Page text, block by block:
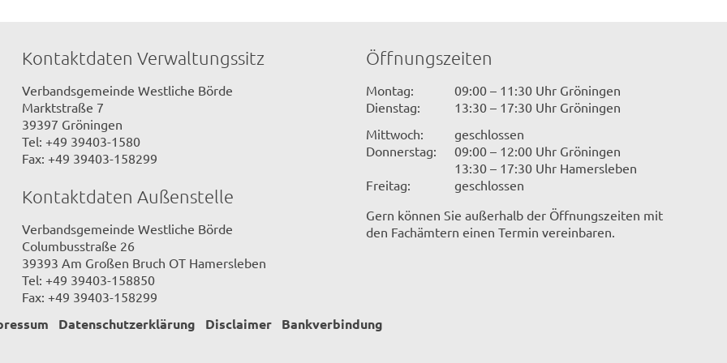
© Clemens Köhler
Kontaktdaten Verwaltungssitz
Verbandsgemeinde Westliche Börde
Marktstraße 7
39397 Gröningen
Tel: +49 39403-1580
Fax: +49 39403-158299
Kontaktdaten Außenstelle
Verbandsgemeinde Westliche Börde
Columbusstraße 26
39393 Am Großen Bruch OT Hamersleben
Tel: +49 39403-158850
Fax: +49 39403-158299
Öffnungszeiten
Montag:
09:00 – 11:30 Uhr Gröningen
Dienstag:
13:30 – 17:30 Uhr Gröningen
Mittwoch:
geschlossen
Donnerstag:
09:00 – 12:00 Uhr Gröningen
13:30 – 17:30 Uhr Hamersleben
Freitag:
geschlossen
Gern können Sie außerhalb der Öffnungszeiten mit
den Fachämtern einen Termin vereinbaren.
Datenschutzerklärung Disclaimer Bankverbindung